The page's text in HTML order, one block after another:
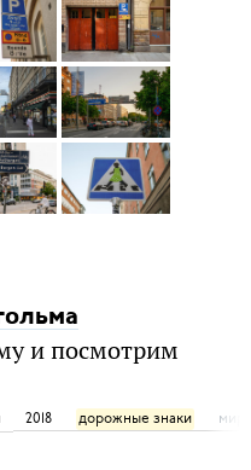
и посмотрим
2018 дорожные знаки мир